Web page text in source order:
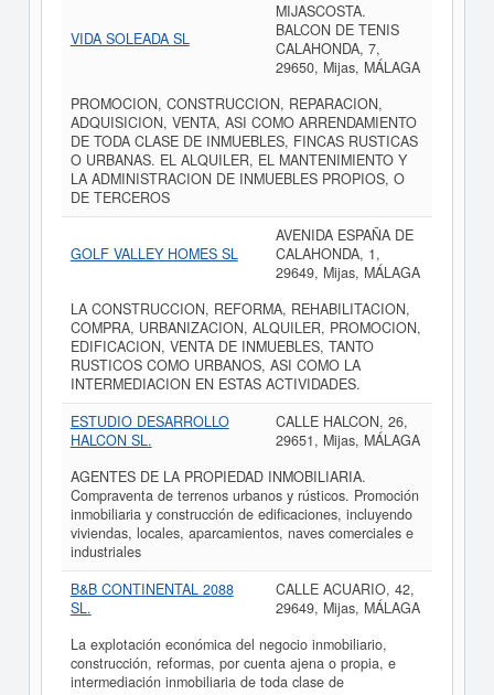
VIDA SOLEADA SL
MIJASCOSTA.
BALCON DE TENIS
CALAHONDA, 7,
29650, Mijas, MÁLAGA
PROMOCION, CONSTRUCCION, REPARACION,
ADQUISICION, VENTA, ASI COMO ARRENDAMIENTO
DE TODA CLASE DE INMUEBLES, FINCAS RUSTICAS
O URBANAS. EL ALQUILER, EL MANTENIMIENTO Y
LA ADMINISTRACION DE INMUEBLES PROPIOS, O
DE TERCEROS
GOLF VALLEY HOMES SL
AVENIDA ESPAÑA DE
CALAHONDA, 1,
29649, Mijas, MÁLAGA
LA CONSTRUCCION, REFORMA, REHABILITACION,
COMPRA, URBANIZACION, ALQUILER, PROMOCION,
EDIFICACION, VENTA DE INMUEBLES, TANTO
RUSTICOS COMO URBANOS, ASI COMO LA
INTERMEDIACION EN ESTAS ACTIVIDADES.
ESTUDIO DESARROLLO
HALCON SL.
CALLE HALCON, 26,
29651, Mijas, MÁLAGA
AGENTES DE LA PROPIEDAD INMOBILIARIA.
Compraventa de terrenos urbanos y rústicos. Promoción
inmobiliaria y construcción de edificaciones, incluyendo
viviendas, locales, aparcamientos, naves comerciales e
industriales
B&B CONTINENTAL 2088
SL.
CALLE ACUARIO, 42,
29649, Mijas, MÁLAGA
La explotación económica del negocio inmobiliario,
construcción, reformas, por cuenta ajena o propia, e
intermediación inmobiliaria de toda clase de